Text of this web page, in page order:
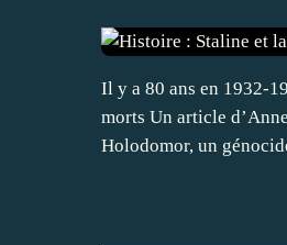
Il y a 80 ans en 1932-
morts Un article
Holodomor, un